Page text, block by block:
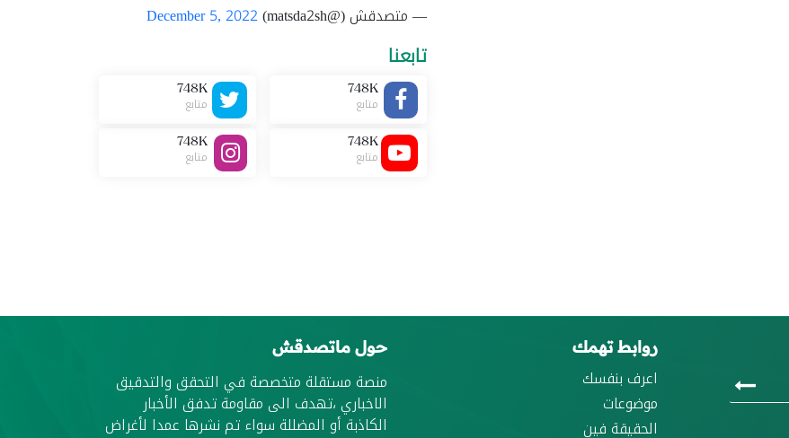
— متصدقش (@matsda2sh)
December 5, 2022
تابعنا
748K
متابع
748K
متابع
748K
متابع
748K
متابع
روابط تهمك
اعرف بنفسك
موضوعات
الحقيقة فين
حول ماتصدقش
منصة مستقلة متخصصة في التحقق والتدقيق
الاخباري ،تهدف الى مقاومة تدفق الأخبار
الكاذبة أو المضللة سواء تم نشرها عمدا لأغراض